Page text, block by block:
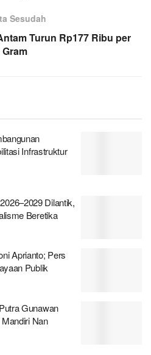
Sesudah
Turun Rp177 Ribu per
Gram
Infrastruktur
Dilantik,
Beretika
Aprianto; Pers
Publik
Gunawan
Nan